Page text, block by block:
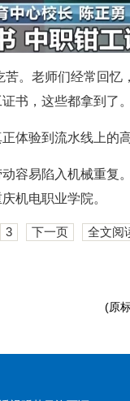
。老师们经常回
书，这些都拿到了。
体验到流水线上的
容易陷入机械重复
机电职业学院。
3 下一页 全文阅
(原